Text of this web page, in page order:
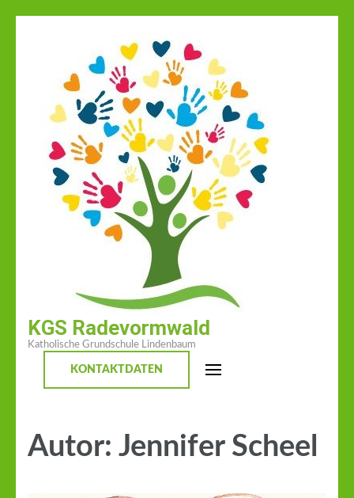
drücken)
KGS Radevormwald
Katholische Grundschule Lindenbaum
KONTAKTDATEN
Autor: Jennifer Scheel